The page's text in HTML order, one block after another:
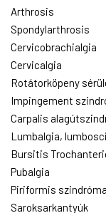
Arthrosis
Spondylarthrosis
Cervicobrachialgia
Cervicalgia
Rotátorköpeny
Impingement
Carpalis
Lumbalgia,
Bursitis
Pubalgia
Piriformis szindróma
Saroksarkantyúk